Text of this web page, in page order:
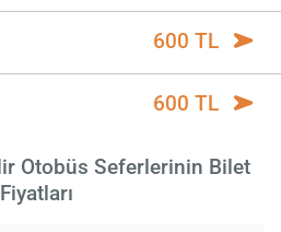
600 TL
600 TL
Otobüs Seferlerinin Bilet
Fiyatları